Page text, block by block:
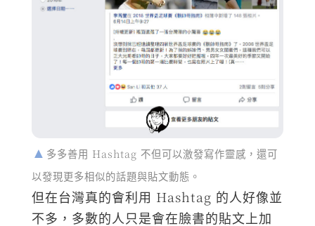
多多善用 Hashtag 不但可以激發寫作靈感，還可
以發現更多相似的話題與貼文動態。
但在台灣真的會利用 Hashtag 的人好像並
不多，多數的人只是會在臉書的貼文上加